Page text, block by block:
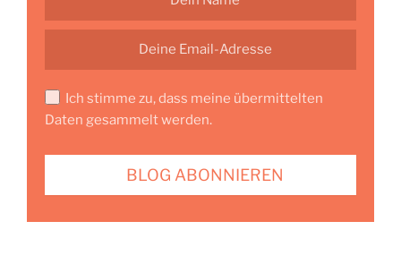
Ich stimme zu, dass meine übermittelten
Daten gesammelt werden.